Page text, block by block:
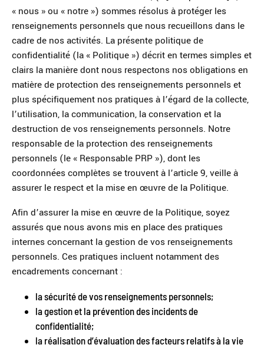
« nous » ou « notre ») sommes résolus à protéger les
renseignements personnels que nous recueillons dans le
cadre de nos activités. La présente politique de
confidentialité (la « Politique ») décrit en termes simples et
clairs la manière dont nous respectons nos obligations en
matière de protection des renseignements personnels et
plus spécifiquement nos pratiques à l’égard de la collecte,
l’utilisation, la communication, la conservation et la
destruction de vos renseignements personnels. Notre
responsable de la protection des renseignements
personnels (le « Responsable PRP »), dont les
coordonnées complètes se trouvent à l’article 9, veille à
assurer le respect et la mise en œuvre de la Politique.
Afin d’assurer la mise en œuvre de la Politique, soyez
assurés que nous avons mis en place des pratiques
internes concernant la gestion de vos renseignements
personnels. Ces pratiques incluent notamment des
encadrements concernant :
la sécurité de vos renseignements personnels;
la gestion et la prévention des incidents de
confidentialité;
la réalisation d’évaluation des facteurs relatifs à la vie